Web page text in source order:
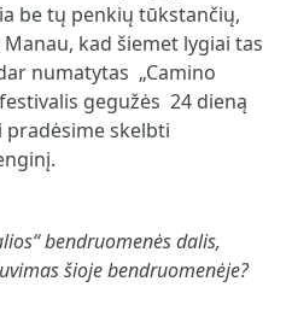
be tų penkių tūkstančių,
kad šiemet lygiai tas
numatytas „Camino
gegužės 24 dieną
pradėsime skelbti
bendruomenės dalis,
šioje bendruomenėje?